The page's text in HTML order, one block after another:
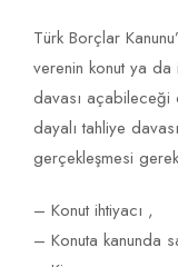
Türk Borçlar
verenin konut ya
davası açabileceği
dayalı tahliye
gerçekleşmesi
– Konut ihtiyacı ,
– Konuta kanunda